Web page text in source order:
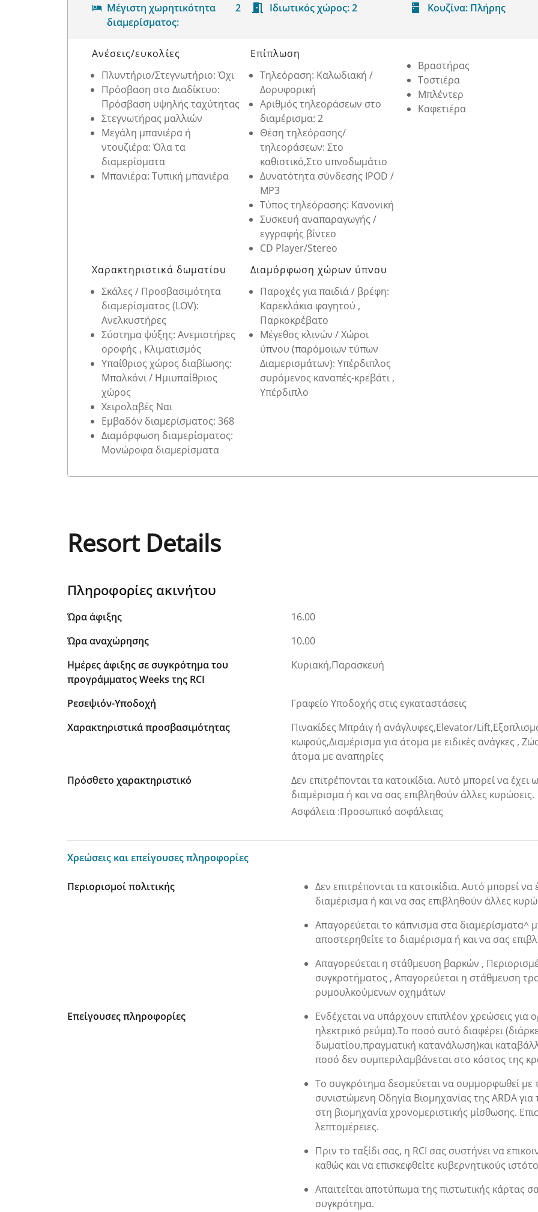
Μέγιστη χωρητικότητα
διαμερίσματος:
2 Ιδιωτικός χώρος: 2 Κουζίνα: Πλήρης
Λεπτομέρειες δωματίου
Ανέσεις/ευκολίες
Πλυντήριο/Στεγνωτήριο: Όχι
Πρόσβαση στο Διαδίκτυο:
Πρόσβαση υψηλής ταχύτητας
Στεγνωτήρας μαλλιών
Μεγάλη μπανιέρα ή
ντουζιέρα: Όλα τα
διαμερίσματα
Μπανιέρα: Τυπική μπανιέρα
Επίπλωση
Τηλεόραση: Καλωδιακή /
Δορυφορική
Αριθμός τηλεοράσεων στο
διαμέρισμα: 2
Θέση τηλεόρασης/
τηλεοράσεων: Στο
καθιστικό,Στο υπνοδωμάτιο
Δυνατότητα σύνδεσης IPOD /
MP3
Τύπος τηλεόρασης: Κανονική
Συσκευή αναπαραγωγής /
εγγραφής βίντεο
CD Player/Stereo
Βραστήρας
Τοστιέρα
Μπλέντερ
Καφετιέρα
Χαρακτηριστικά δωματίου
Σκάλες / Προσβασιμότητα
διαμερίσματος (LOV):
Ανελκυστήρες
Σύστημα ψύξης: Ανεμιστήρες
οροφής , Κλιματισμός
Υπαίθριος χώρος διαβίωσης:
Μπαλκόνι / Ημιυπαίθριος
χώρος
Χειρολαβές Ναι
Εμβαδόν διαμερίσματος: 368
Διαμόρφωση διαμερίσματος:
Μονώροφα διαμερίσματα
Διαμόρφωση χώρων ύπνου
Παροχές για παιδιά / βρέφη:
Καρεκλάκια φαγητού ,
Παρκοκρέβατο
Μέγεθος κλινών / Χώροι
ύπνου (παρόμοιων τύπων
Διαμερισμάτων): Υπέρδιπλος
συρόμενος καναπές-κρεβάτι ,
Υπέρδιπλο
Resort Details
Πληροφορίες ακινήτου
Ώρα άφιξης
16.00
Ώρα αναχώρησης
10.00
Ημέρες άφιξης σε συγκρότημα του
προγράμματος Weeks της RCI
Κυριακή,Παρασκευή
Ρεσεψιόν-Υποδοχή
Γραφείο Υποδοχής στις εγκαταστάσεις
Χαρακτηριστικά προσβασιμότητας
Πινακίδες Μπράιγ ή ανάγλυφες,Elevator/
κωφούς,Διαμέρισμα για άτομα με ειδικές ανάγκες ,
άτομα με αναπηρίες
Πρόσθετο χαρακτηριστικό
Δεν επιτρέπονται τα κατοικίδια. Αυτό μπορεί να
διαμέρισμα ή και να σας επιβληθούν άλλες κυρώσεις.
Ασφάλεια :Προσωπικό ασφάλειας
Χρεώσεις και επείγουσες πληροφορίες
Χρεώσεις και επείγουσες πληροφορίες
Περιορισμοί πολιτικής
Δεν επιτρέπονται τα κατοικίδια. Αυτό μπορεί
διαμέρισμα ή και να σας επιβληθούν άλλες
Απαγορεύεται το κάπνισμα στα διαμερίσματα^
αποστερηθείτε το διαμέρισμα ή και να σας
Απαγορεύεται η στάθμευση βαρκών ,
συγκροτήματος , Απαγορεύεται η στάθμευση
ρυμουλκούμενων οχημάτων
Επείγουσες πληροφορίες
Ενδέχεται να υπάρχουν επιπλέον χρεώσεις για
ηλεκτρικό ρεύμα).Το ποσό αυτό διαφέρει
δωματίου,πραγματική κατανάλωση)και
ποσό δεν συμπεριλαμβάνεται στο κόστος της
Το συγκρότημα δεσμεύεται να συμμορφωθεί με
συνιστώμενη Οδηγία Βιομηχανίας της ARDA
στη βιομηχανία χρονομεριστικής μίσθωσης.
λεπτομέρειες.
Πριν το ταξίδι σας, η RCI σας συστήνει να
καθώς και να επισκεφθείτε κυβερνητικούς
Απαιτείται αποτύπωμα της πιστωτικής κάρτας
συγκρότημα.